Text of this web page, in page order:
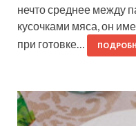
нечто среднее между
кусочками мяса, он
при готовке…